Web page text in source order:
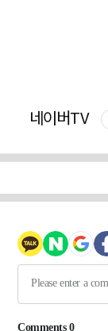
네이버TV